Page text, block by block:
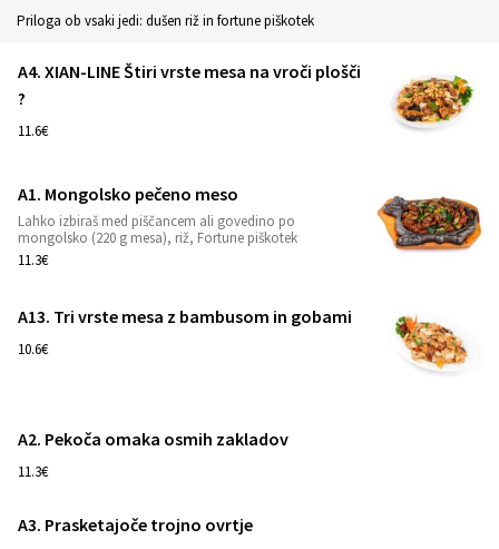
Priloga ob vsaki jedi: dušen riž in fortune piškotek
A4. XIAN-LINE Štiri vrste mesa na vroči plošči
?️
11.6€
A1. Mongolsko pečeno meso
Lahko izbiraš med piščancem ali govedino po
mongolsko (220 g mesa), riž, Fortune piškotek
11.3€
A13. Tri vrste mesa z bambusom in gobami
10.6€
A2. Pekoča omaka osmih zakladov
11.3€
A3. Prasketajoče trojno ovrtje